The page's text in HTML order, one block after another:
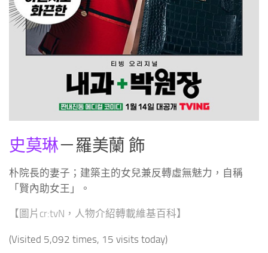
史莫琳－羅美蘭 飾
朴院長的妻子；建築主的女兒兼反轉虛無魅力，自稱
「賢內助女王」。
【圖片cr:tvN，人物介紹轉載維基百科】
(Visited 5,092 times, 15 visits today)